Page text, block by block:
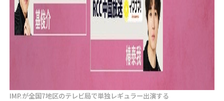
IMP.が全国7地区のテレビ局で単独レギュラー出演する